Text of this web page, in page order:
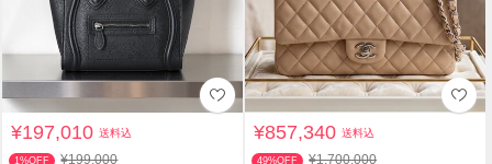
¥197,010送料込
1%OFF ¥199,000
¥857,340送料込
49%OFF ¥1,700,000